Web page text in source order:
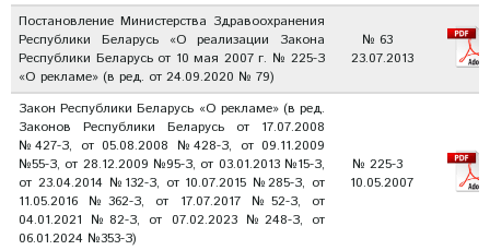
Постановление Министерства Здравоохранения
Республики Беларусь «О реализации Закона
Республики Беларусь от 10 мая 2007 г. № 225-З
«О рекламе» (в ред. от 24.09.2020 № 79)
№ 63
23.07.2013
Закон Республики Беларусь «О рекламе» (в ред.
Законов Республики Беларусь от 17.07.2008
№427-З, от 05.08.2008 №428-З, от 09.11.2009
№55-З, от 28.12.2009 №95-З, от 03.01.2013 №15-З,
от 23.04.2014 №132-З, от 10.07.2015 №285-З, от
11.05.2016 №362-З, от 17.07.2017 №52-З, от
04.01.2021 №82-З, от 07.02.2023 №248-З, от
06.01.2024 №353-З)
№ 225-3
10.05.2007